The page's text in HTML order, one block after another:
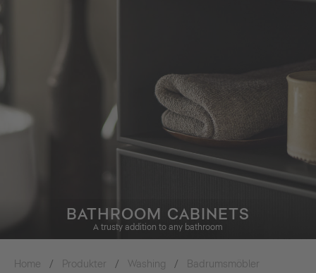
BATHROOM CABINETS
A trusty addition to any bathroom
Home Produkter Washing
Badrumsmöbler